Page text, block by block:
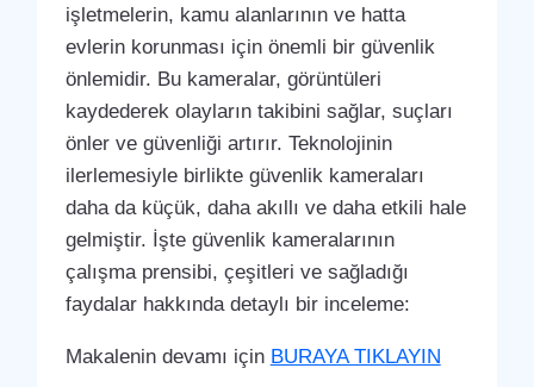
işletmelerin, kamu alanlarının ve hatta
evlerin korunması için önemli bir güvenlik
önlemidir. Bu kameralar, görüntüleri
kaydederek olayların takibini sağlar, suçları
önler ve güvenliği artırır. Teknolojinin
ilerlemesiyle birlikte güvenlik kameraları
daha da küçük, daha akıllı ve daha etkili hale
gelmiştir. İşte güvenlik kameralarının
çalışma prensibi, çeşitleri ve sağladığı
faydalar hakkında detaylı bir inceleme:
Makalenin devamı için BURAYA TIKLAYIN